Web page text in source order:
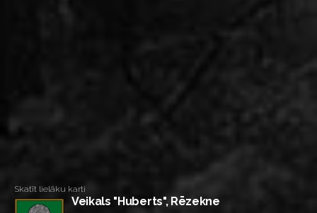
Skatīt lielāku karti
Veikals "Huberts", Rēzekne